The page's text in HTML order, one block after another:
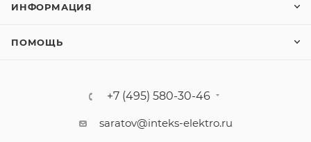
ИНФОРМАЦИЯ
ПОМОЩЬ
+7 (495) 580-30-46
saratov@inteks-elektro.ru